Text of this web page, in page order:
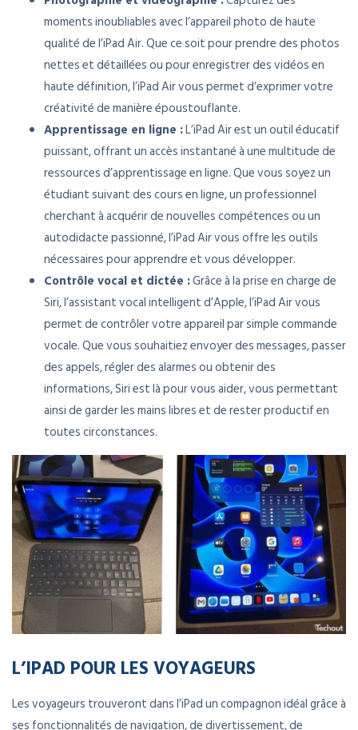
moments inoubliables avec l’appareil photo de haute
qualité de l’iPad Air. Que ce soit pour prendre des photos
nettes et détaillées ou pour enregistrer des vidéos en
haute définition, l’iPad Air vous permet d’exprimer votre
créativité de manière époustouflante.
Apprentissage en ligne :L’iPad Air est un outil éducatif
puissant, offrant un accès instantané à une multitude de
ressources d’apprentissage en ligne. Que vous soyez un
étudiant suivant des cours en ligne, un professionnel
cherchant à acquérir de nouvelles compétences ou un
autodidacte passionné, l’iPad Air vous offre les outils
nécessaires pour apprendre et vous développer.
Contrôle vocal et dictée :Grâce à la prise en charge de
Siri, l’assistant vocal intelligent d’Apple, l’iPad Air vous
permet de contrôler votre appareil par simple commande
vocale. Que vous souhaitiez envoyer des messages, passer
des appels, régler des alarmes ou obtenir des
informations, Siri est là pour vous aider, vous permettant
ainsi de garder les mains libres et de rester productif en
toutes circonstances.
L’IPAD POUR LES VOYAGEURS
Les voyageurs trouveront dans l’iPad un compagnon idéal grâce à
ses fonctionnalités de navigation, de divertissement, de